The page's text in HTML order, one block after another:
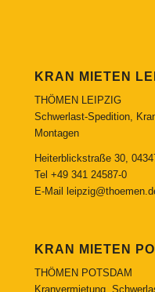
KRAN MIETEN
THÖMEN LEIPZIG
Schwerlast-Spedition,
Montagen
Heiterblickstraße 30,
Tel +49 341 24587-0
E-Mail
KRAN MIETEN
THÖMEN POTSDAM
Kranvermietung,